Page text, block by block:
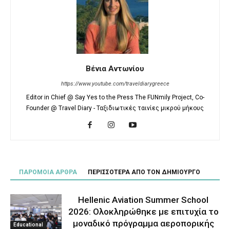
Βένια Αντωνίου
https://www.youtube.com/traveldiarygreece
Editor in Chief @ Say Yes to the Press The FUNmily Project, Co-
Founder @ Travel Diary - Ταξιδιωτικές ταινίες μικρού μήκους
ΠΑΡΟΜΟΙΑ ΑΡΘΡΑ ΠΕΡΙΣΣΟΤΕΡΑ ΑΠΟ ΤΟΝ ΔΗΜΙΟΥΡΓΟ
Educational
Hellenic Aviation Summer School
2026: Ολοκληρώθηκε με επιτυχία το
μοναδικό πρόγραμμα αεροπορικής